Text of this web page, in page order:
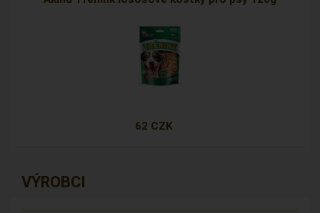
62 CZK
VÝROBCI